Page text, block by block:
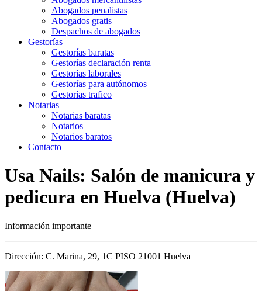
Abogados penalistas
Abogados gratis
Despachos de abogados
Gestorías
Gestorías baratas
Gestorías declaración renta
Gestorías laborales
Gestorías para autónomos
Gestorías trafico
Notarias
Notarias baratas
Notarios
Notarios baratos
Contacto
Usa Nails: Salón de manicura y
pedicura en Huelva (Huelva)
Información importante
Dirección: C. Marina, 29, 1C PISO 21001 Huelva